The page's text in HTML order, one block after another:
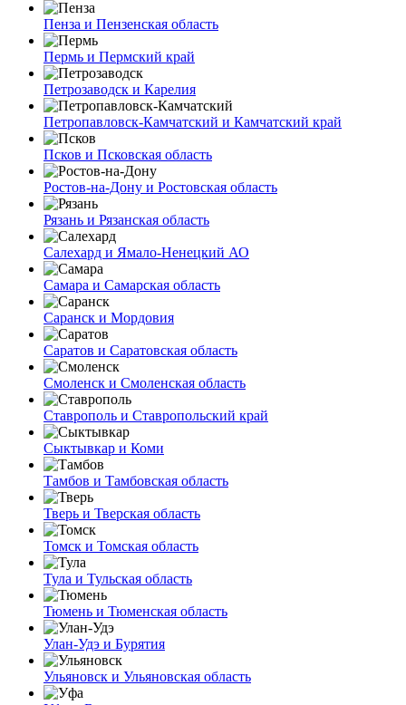
Пенза и Пензенская область
Пермь и Пермский край
Петрозаводск и Карелия
Петропавловск-Камчатский и Камчатский край
Псков и Псковская область
Ростов-на-Дону и Ростовская область
Рязань и Рязанская область
Салехард и Ямало-Ненецкий АО
Самара и Самарская область
Саранск и Мордовия
Саратов и Саратовская область
Смоленск и Смоленская область
Ставрополь и Ставропольский край
Сыктывкар и Коми
Тамбов и Тамбовская область
Тверь и Тверская область
Томск и Томская область
Тула и Тульская область
Тюмень и Тюменская область
Улан-Удэ и Бурятия
Ульяновск и Ульяновская область